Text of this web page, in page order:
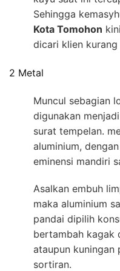
Sehingga
Kota Tomohon
dicari klien
2 Metal
Muncul sebagian
digunakan
surat tempelan.
aluminium,
eminensi mandiri
Asalkan embuh
maka aluminium
pandai dipilih
bertambah kagak
ataupun kuningan
sortiran.